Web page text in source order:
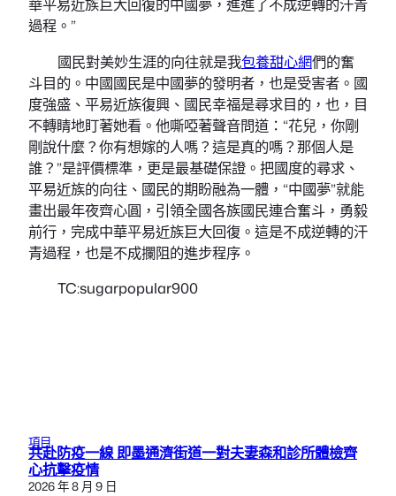
華平易近族巨大回復的中國夢，進進了不成逆轉的汗青
過程。”
國民對美妙生涯的向往就是我包養甜心網們的奮
斗目的。中國國民是中國夢的發明者，也是受害者。國
度強盛、平易近族復興、國民幸福是尋求目的，也，目
不轉睛地盯著她看。他嘶啞著聲音問道：“花兒，你剛
剛說什麼？你有想嫁的人嗎？這是真的嗎？那個人是
誰？”是評價標準，更是最基礎保證。把國度的尋求、
平易近族的向往、國民的期盼融為一體，“中國夢”就能
畫出最年夜齊心圓，引領全國各族國民連合奮斗，勇毅
前行，完成中華平易近族巨大回復。這是不成逆轉的汗
青過程，也是不成攔阻的進步程序。
TC:sugarpopular900
項目
共赴防疫一線 即墨通濟街道一對夫妻森和診所體檢齊
心抗擊疫情
2026 年 8 月 9 日